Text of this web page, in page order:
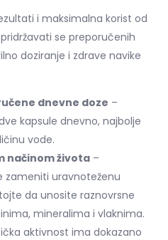
i maksimalna korist od
se preporučenih
doziranje i zdrave navike
dnevne doze –
kapsule dnevno, najbolje
vode.
načinom života –
zameniti uravnoteženu
da unosite raznovrsne
mineralima i vlaknima.
aktivnost ima dokazano